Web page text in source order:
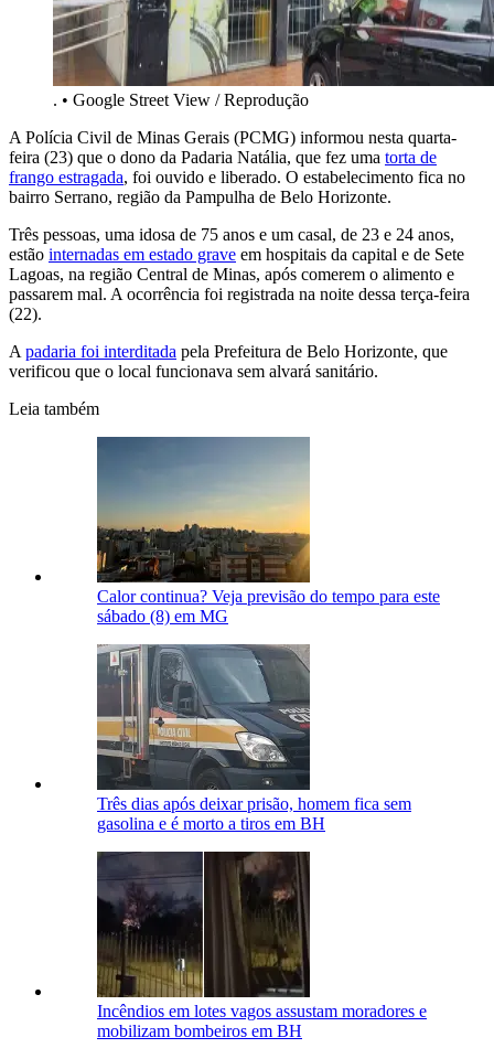
. • Google Street View / Reprodução
A Polícia Civil de Minas Gerais (PCMG) informou nesta quarta-
feira (23) que o dono da Padaria Natália, que fez uma torta de
frango estragada, foi ouvido e liberado. O estabelecimento fica no
bairro Serrano, região da Pampulha de Belo Horizonte.
Três pessoas, uma idosa de 75 anos e um casal, de 23 e 24 anos,
estão internadas em estado grave em hospitais da capital e de Sete
Lagoas, na região Central de Minas, após comerem o alimento e
passarem mal. A ocorrência foi registrada na noite dessa terça-feira
(22).
A padaria foi interditada pela Prefeitura de Belo Horizonte, que
verificou que o local funcionava sem alvará sanitário.
Leia também
Calor continua? Veja previsão do tempo para este
sábado (8) em MG
Três dias após deixar prisão, homem fica sem
gasolina e é morto a tiros em BH
Incêndios em lotes vagos assustam moradores e
mobilizam bombeiros em BH